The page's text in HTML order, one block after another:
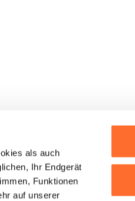
als auch
Ihr Endgerät
Funktionen
auf unserer